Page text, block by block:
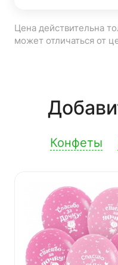
Цена действительна
может отличаться от
Конфеты